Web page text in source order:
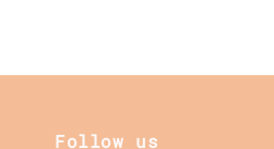
Follow us